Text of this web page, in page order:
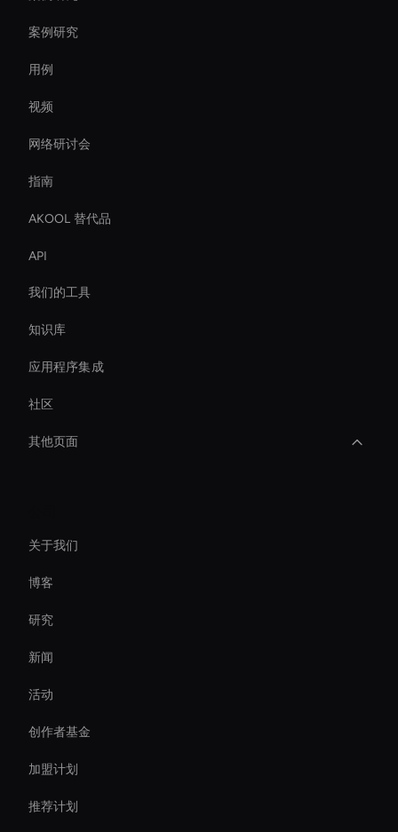
案例研究
用例
视频
网络研讨会
指南
AKOOL 替代品
API
我们的工具
知识库
应用程序集成
社区
其他页面
Ai Avatar For Corporate
AI 视频对象移除器
Smart Ai Avatar
AI 视频转录工具
Autonomous Ai Avatar
conversational ai avatar
关于我们
博客
研究
新闻
活动
创作者基金
加盟计划
推荐计划